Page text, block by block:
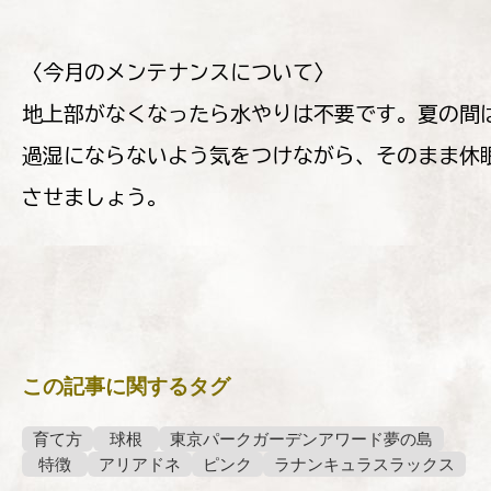
〈今月のメンテナンスについて〉
地上部がなくなったら水やりは不要です。夏の間
過湿にならないよう気をつけながら、そのまま休
させましょう。
この記事に関するタグ
育て方 球根
東京パークガーデンアワード夢の島
特徴
アリアドネ ピンク ラナンキュラスラックス